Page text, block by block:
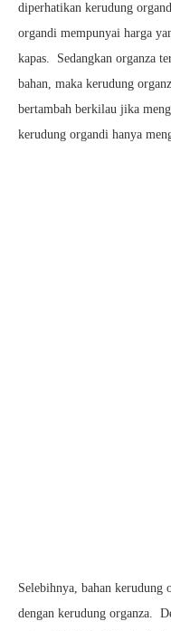
diperhatikan kerudung
organdi mempunyai harga
kapas. Sedangkan organza
bahan, maka kerudung
bertambah berkilau jika
kerudung organdi hanya
Selebihnya, bahan
dengan kerudung organza.